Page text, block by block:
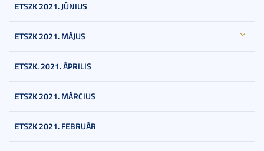
ETSZK 2021. JÚNIUS
ETSZK 2021. MÁJUS
ETSZK. 2021. ÁPRILIS
ETSZK 2021. MÁRCIUS
ETSZK 2021. FEBRUÁR